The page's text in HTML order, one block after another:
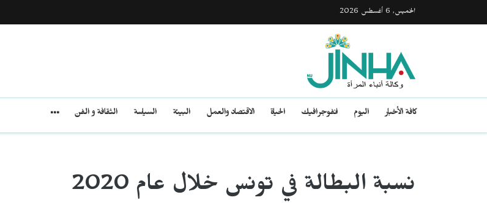
الخميس, 6 أغسطس 2026
كافة الأخبار اليوم انفوجرافيك الحياة الاقتصاد والعمل البيئة السياسة الثقافة و الفن
نسبة البطالة في تونس خلال عام 2020